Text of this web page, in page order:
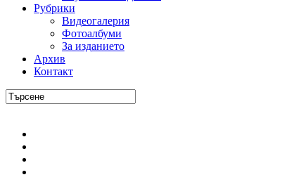
Рубрики
Видеогалерия
Фотоалбуми
За изданието
Архив
Контакт